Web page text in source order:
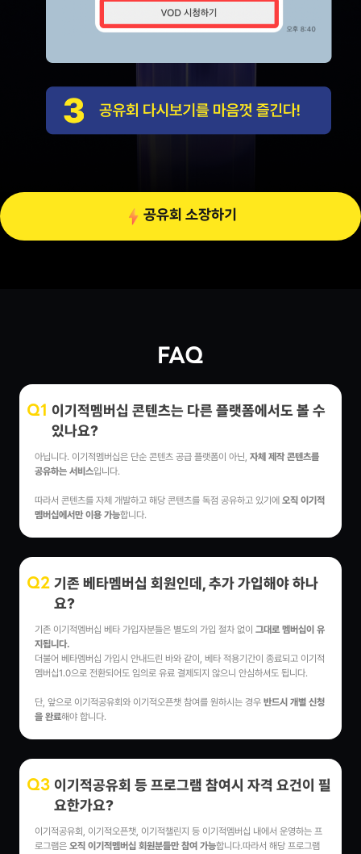
공유회 소장하기
FAQ
Q1 이기적멤버십 콘텐츠는 다른 플랫폼에서도 볼 수
있나요?
아닙니다. 이기적멤버십은 단순 콘텐츠 공급 플랫폼이 아닌, 자체 제작 콘텐츠를
공유하는 서비스입니다.
따라서 콘텐츠를 자체 개발하고 해당 콘텐츠를 독점 공유하고 있기에 오직 이기적
멤버십에서만 이용 가능합니다.
Q2 기존 베타멤버십 회원인데, 추가 가입해야 하나
요?
기존 이기적멤버십 베타 가입자분들은 별도의 가입 절차 없이 그대로 멤버십이 유
지됩니다.
더불어 베타멤버십 가입시 안내드린 바와 같이, 베타 적용기간이 종료되고 이기적
멤버십1.0으로 전환되어도 임의로 유료 결제되지 않으니 안심하셔도 됩니다.
단, 앞으로 이기적공유회와 이기적오픈챗 참여를 원하시는 경우 반드시 개별 신청
을 완료해야 합니다.
Q3 이기적공유회 등 프로그램 참여시 자격 요건이 필
요한가요?
이기적공유회, 이기적오픈챗, 이기적챌린지 등 이기적멤버십 내에서 운영하는 프
로그램은 오직 이기적멤버십 회원분들만 참여 가능합니다.따라서 해당 프로그램